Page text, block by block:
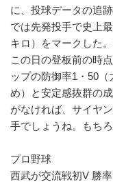
に、投球データの追
では先発投手で史上
キロ）をマークした。
この日の登板前の時
ップの防御率1・50
め）と安定感抜群の
がなければ、サイヤ
手でしょうね。もち
プロ野球
西武が交流戦初V 勝